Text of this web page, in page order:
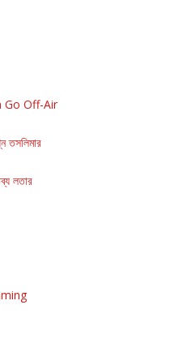
Go Off-Air
তসলিমার
লতার